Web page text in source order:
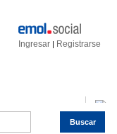
Ingresar | Registrarse
Buscar
Servicios